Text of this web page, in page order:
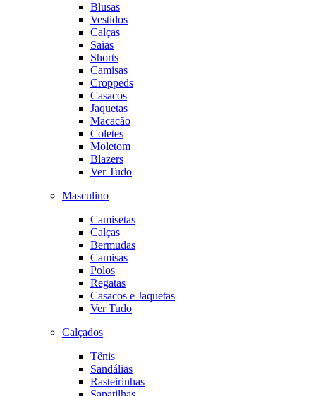
Blusas
Vestidos
Calças
Saias
Shorts
Camisas
Croppeds
Casacos
Jaquetas
Macacão
Coletes
Moletom
Blazers
Ver Tudo
Masculino
Camisetas
Calças
Bermudas
Camisas
Polos
Regatas
Casacos e Jaquetas
Ver Tudo
Calçados
Tênis
Sandálias
Rasteirinhas